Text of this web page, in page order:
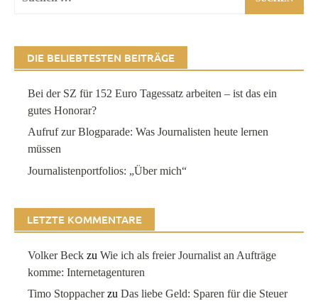
DIE BELIEBTESTEN BEITRÄGE
Bei der SZ für 152 Euro Tagessatz arbeiten – ist das ein
gutes Honorar?
Aufruf zur Blogparade: Was Journalisten heute lernen
müssen
Journalistenportfolios: „Über mich“
LETZTE KOMMENTARE
Volker Beck zuWie ich als freier Journalist an Aufträge
komme: Internetagenturen
Timo StoppacherzuDas liebe Geld: Sparen für die Steuer